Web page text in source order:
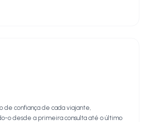
de confiança de cada viajante,
o desde a primeira consulta até o último